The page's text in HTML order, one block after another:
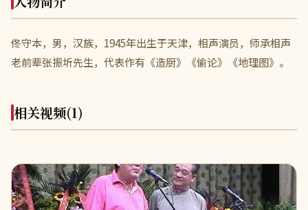
佟守本，男，汉族，1945年出生于天津，相声演员，师承相声
老前辈张振圻先生，代表作有《造厨》《偷论》《地理图》。
相关视频(1)